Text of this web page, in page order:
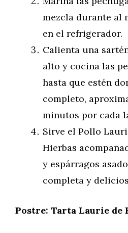
mezcla durante al
en el refrigerador.
Calienta una
alto y cocina las
hasta que estén
completo,
minutos por cada
Sirve el Pollo
Hierbas
y espárragos
completa y
Postre: Tarta Laurie de